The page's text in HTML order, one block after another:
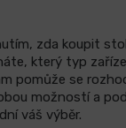
zda koupit
který typ
pomůže se
možností a
váš výběr.